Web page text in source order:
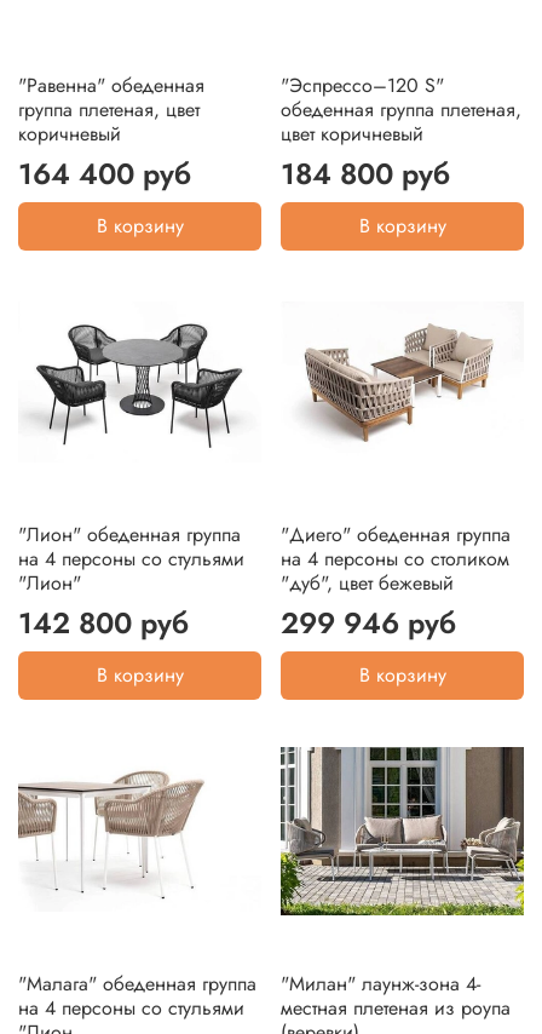
"Равенна" обеденная
группа плетеная, цвет
коричневый
164 400 руб
В корзину
"Эспрессо–120 S"
обеденная группа плетеная,
цвет коричневый
184 800 руб
В корзину
"Лион" обеденная группа
на 4 персоны со стульями
"Лион"
142 800 руб
В корзину
"Диего" обеденная группа
на 4 персоны со столиком
"дуб", цвет бежевый
299 946 руб
В корзину
"Малага" обеденная группа
на 4 персоны со стульями
"Милан" лаунж-зона 4-
местная плетеная из роупа